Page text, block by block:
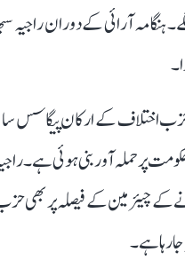
اختلاف کے ارکان پیگاسس
پر حملہ آور بنی ہوئی ہے۔
چیئرمین کے فیصلہ پر بھی حزب
جا رہا ہے۔